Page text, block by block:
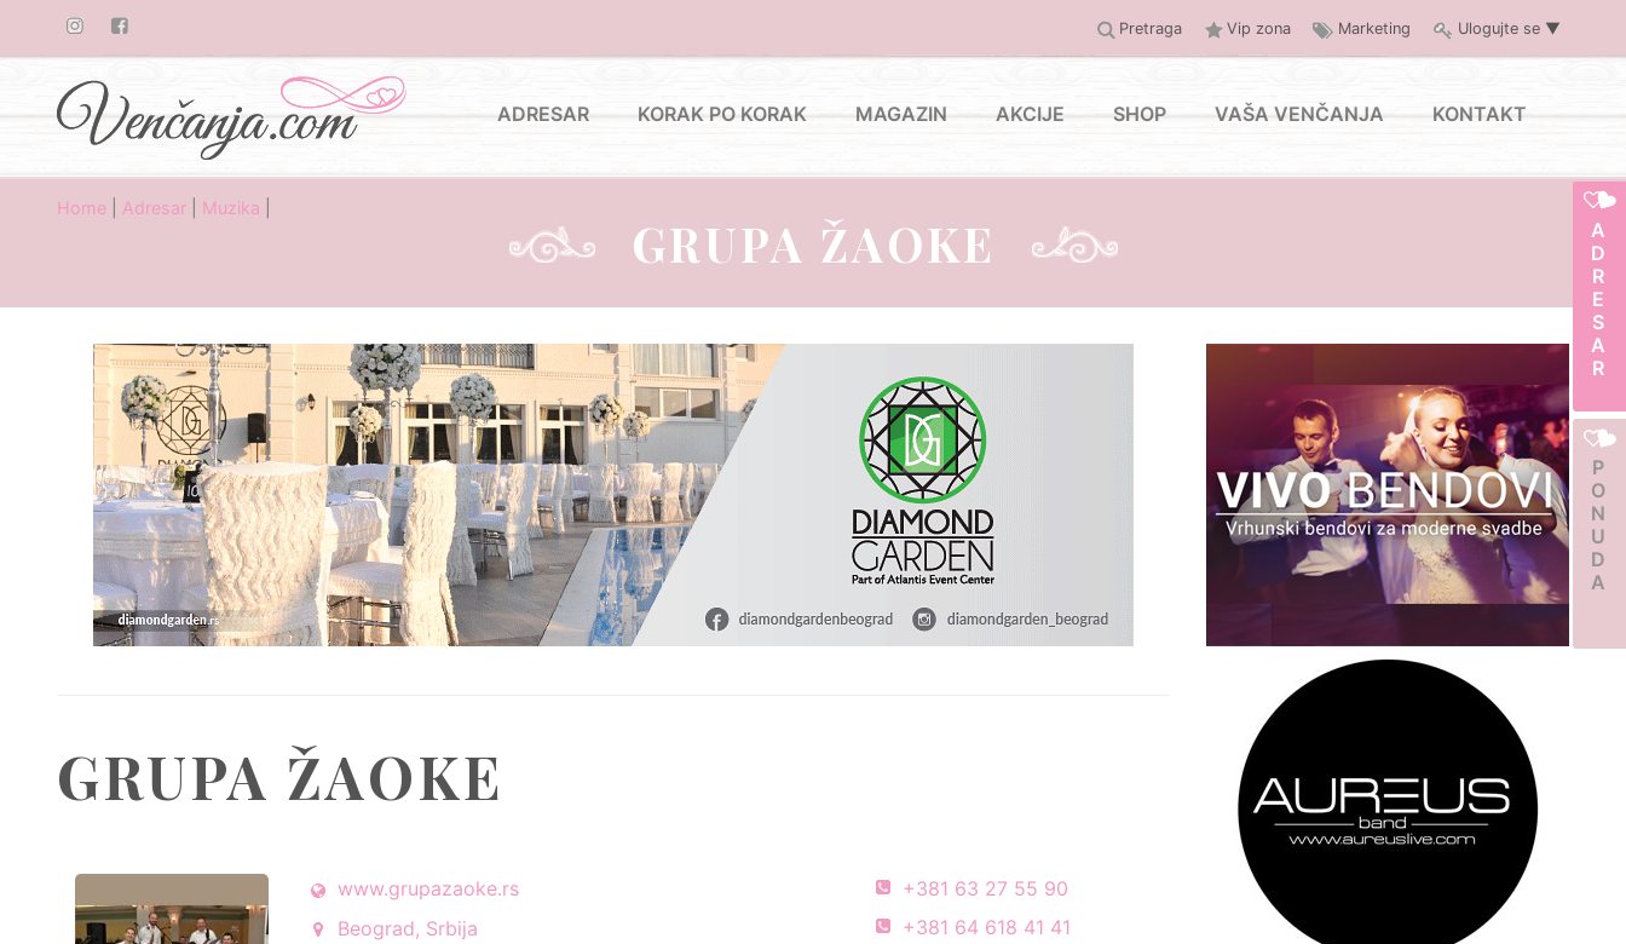
Pretraga Vip zona Marketing Ulogujte se ▼
ADRESAR KORAK PO KORAK MAGAZIN AKCIJE SHOP VAŠA VENČANJA KONTAKT
ADRESAR
PONUDA
Home Adresar Muzika
GRUPA ŽAOKE
GRUPA ŽAOKE
www.grupazaoke.rs
Beograd, Srbija
+381 63 27 55 90
+381 64 618 41 41